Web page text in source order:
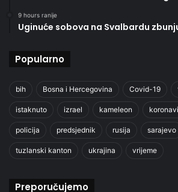
9 hours ranije
Uginuće sobova na Svalbardu
Popularno
bih Bosna i Hercegovina Covid-19
istaknuto izrael kameleon
policija predsjednik rusija sarajevo
tuzlanski kanton ukrajina vrijeme
Preporučujemo